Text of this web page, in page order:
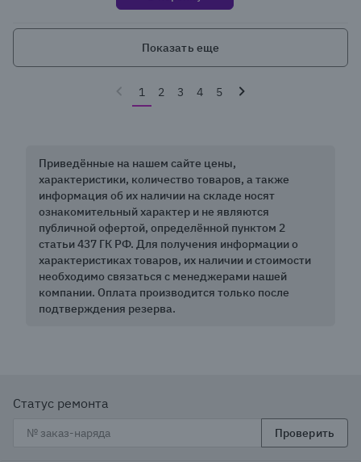
Показать еще
1 2 3 4 5
Приведённые на нашем сайте цены,
характеристики, количество товаров, а также
информация об их наличии на складе носят
ознакомительный характер и не являются
публичной офертой, определённой пунктом 2
статьи 437 ГК РФ. Для получения информации о
характеристиках товаров, их наличии и стоимости
необходимо связаться с менеджерами нашей
компании. Оплата производится только после
подтверждения резерва.
Статус ремонта
Проверить